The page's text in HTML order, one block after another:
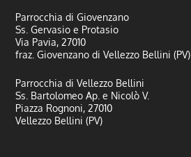
Parrocchia di Giovenzano
Ss. Gervasio e Protasio
Via Pavia, 27010
fraz. Giovenzano di Vellezzo Bellini (PV)
Parrocchia di Vellezzo Bellini
Ss. Bartolomeo Ap. e Nicolò V.
Piazza Rognoni, 27010
Vellezzo Bellini (PV)